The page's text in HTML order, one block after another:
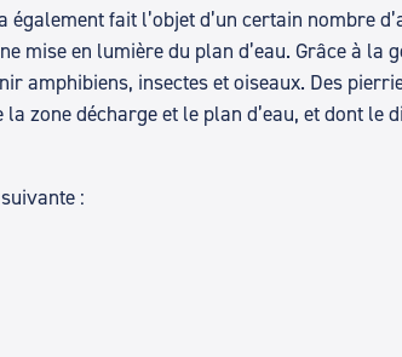
fait l’objet d’un certain nombre
mise en lumière du plan d’eau. Grâce à la
amphibiens, insectes et oiseaux. Des
zone décharge et le plan d’eau, et dont
: